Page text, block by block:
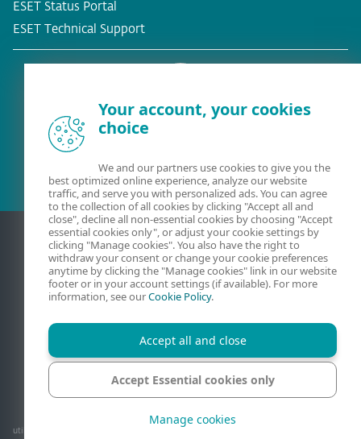
ESET Status Portal
ESET Technical Support
Client existent?
Raportați vulnerabilități
Harta site-ului
© 1992 - 2026 ESET, spol. s r.o. - Toate drepturile rezervate. Mărcile comerciale
utilizate aici sunt mărci comerciale sau mărci comerciale înregistrate ale ESET, spol. s
Your account, your cookies
choice
We and our partners use cookies to give you the
best optimized online experience, analyze our website
traffic, and serve you with personalized ads. You can agree
to the collection of all cookies by clicking "Accept all and
close", decline all non-essential cookies by choosing "Accept
essential cookies only", or adjust your cookie settings by
clicking "Manage cookies". You also have the right to
withdraw your consent or change your cookie preferences
anytime by clicking the "Manage cookies" link in our website
footer or in your account settings (if available). For more
information, see ourCookie Policy.
Accept all and close
Accept Essential cookies only
Manage cookies